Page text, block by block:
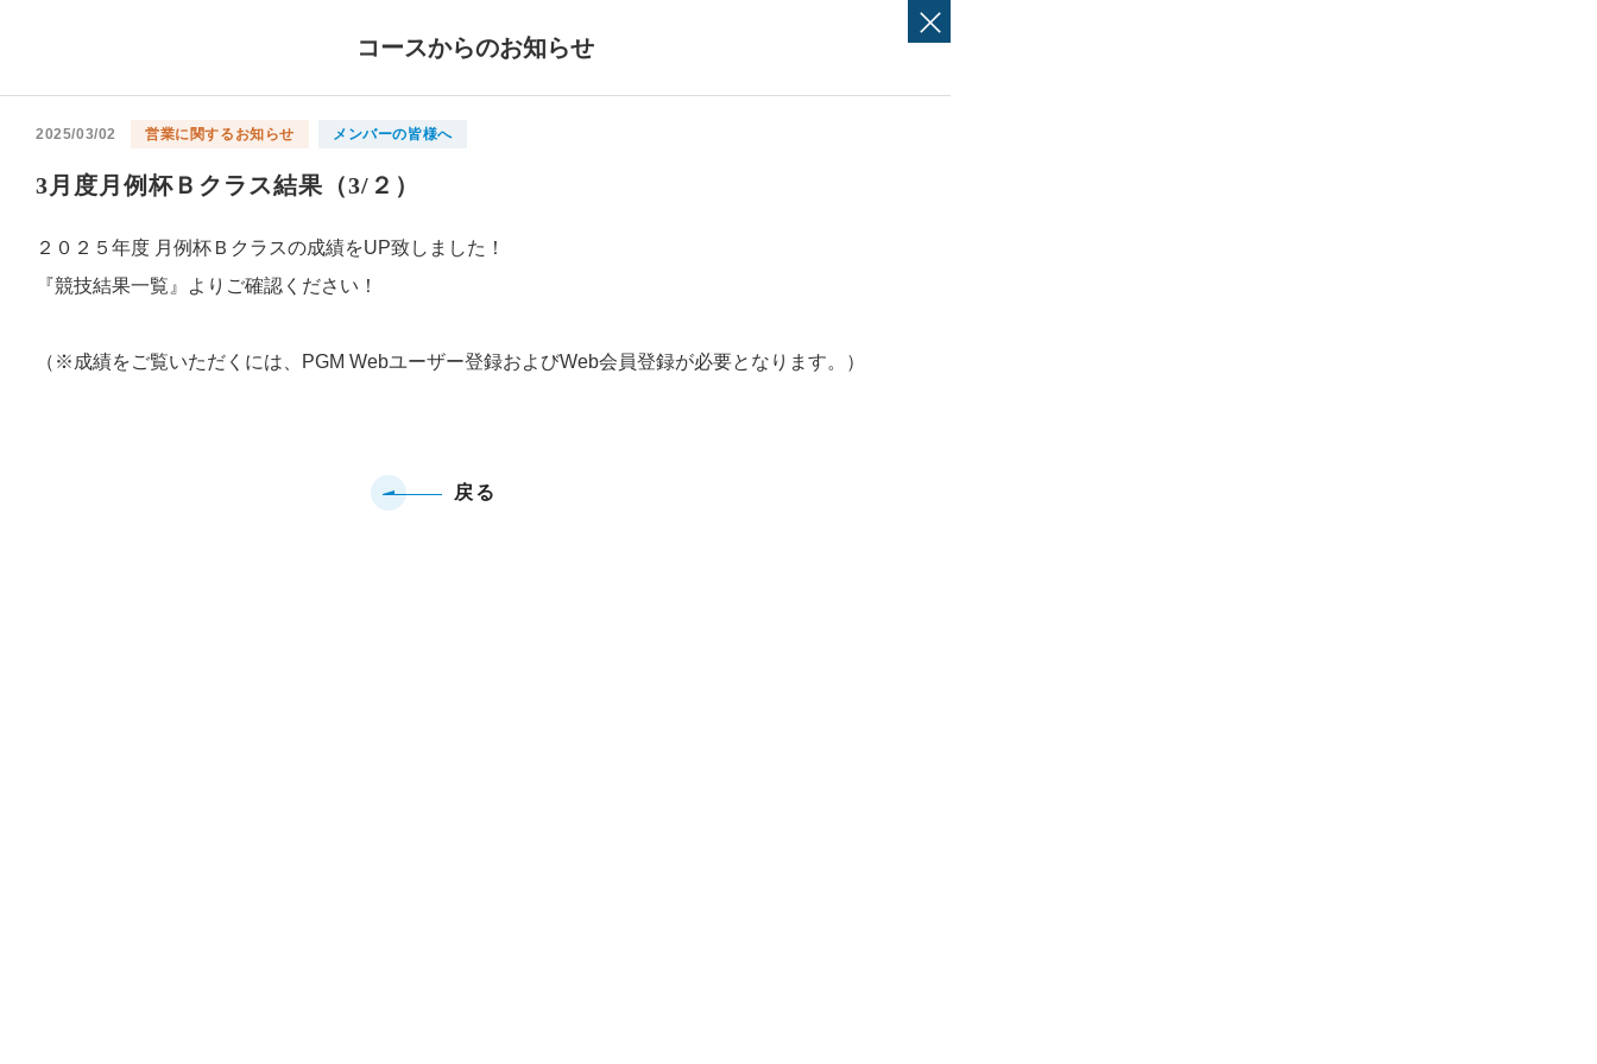
コースからのお知らせ
2025/03/02 営業に関するお知らせ メンバーの皆様へ
3月度月例杯Ｂクラス結果（3/２）
２０２５年度 月例杯Ｂクラスの成績をUP致しました！
『競技結果一覧』よりご確認ください！
（※成績をご覧いただくには、PGM Webユーザー登録およびWeb会員登録が必要となります。）
戻る